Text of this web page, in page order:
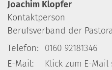
Joachim Klopfer
Kontaktperson
Berufsverband der
Telefon:
0160 92181346
E-Mail:
Klick zum E-Mail